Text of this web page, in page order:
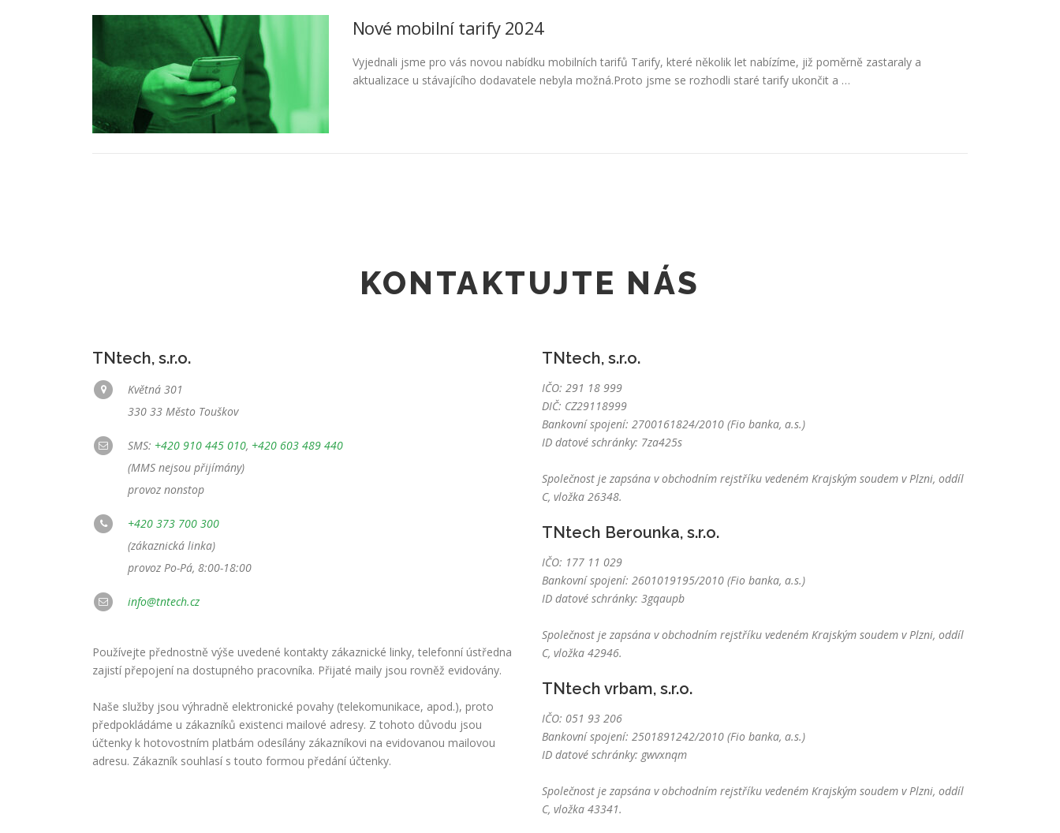
Nové mobilní tarify 2024
Vyjednali jsme pro vás novou nabídku mobilních tarifů Tarify, které několik let nabízíme, již poměrně zastaraly a
aktualizace u stávajícího dodavatele nebyla možná.Proto jsme se rozhodli staré tarify ukončit a …
KONTAKTUJTE NÁS
TNtech, s.r.o.
Květná 301
330 33 Město Touškov
SMS: +420 910 445 010, +420 603 489 440
(MMS nejsou přijímány)
provoz nonstop
+420 373 700 300
(zákaznická linka)
provoz Po-Pá, 8:00-18:00
info@tntech.cz
Používejte přednostně výše uvedené kontakty zákaznické linky, telefonní ústředna
zajistí přepojení na dostupného pracovníka. Přijaté maily jsou rovněž evidovány.
Naše služby jsou výhradně elektronické povahy (telekomunikace, apod.), proto
předpokládáme u zákazníků existenci mailové adresy. Z tohoto důvodu jsou
účtenky k hotovostním platbám odesílány zákazníkovi na evidovanou mailovou
adresu. Zákazník souhlasí s touto formou předání účtenky.
TNtech, s.r.o.
IČO: 291 18 999
DIČ: CZ29118999
Bankovní spojení: 2700161824/2010 (Fio banka, a.s.)
ID datové schránky: 7za425s
Společnost je zapsána v obchodním rejstříku vedeném Krajským soudem v Plzni, oddíl
C, vložka 26348.
TNtech Berounka, s.r.o.
IČO: 177 11 029
Bankovní spojení: 2601019195/2010 (Fio banka, a.s.)
ID datové schránky: 3gqaupb
Společnost je zapsána v obchodním rejstříku vedeném Krajským soudem v Plzni, oddíl
C, vložka 42946.
TNtech vrbam, s.r.o.
IČO: 051 93 206
Bankovní spojení: 2501891242/2010 (Fio banka, a.s.)
ID datové schránky: gwvxnqm
Společnost je zapsána v obchodním rejstříku vedeném Krajským soudem v Plzni, oddíl
C, vložka 43341.